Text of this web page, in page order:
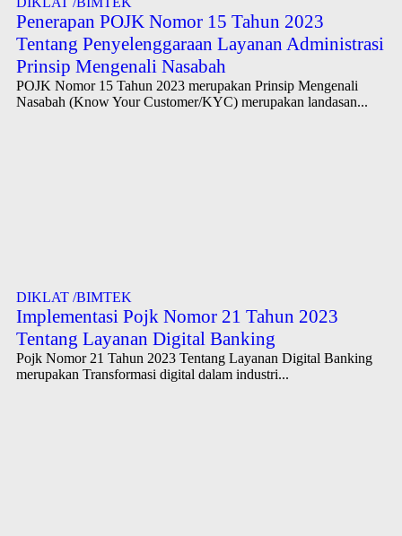
Penerapan POJK Nomor 15 Tahun 2023
Tentang Penyelenggaraan Layanan Administrasi
Prinsip Mengenali Nasabah
POJK Nomor 15 Tahun 2023 merupakan Prinsip Mengenali
Nasabah (Know Your Customer/KYC) merupakan landasan...
DIKLAT /BIMTEK
Implementasi Pojk Nomor 21 Tahun 2023
Tentang Layanan Digital Banking
Pojk Nomor 21 Tahun 2023 Tentang Layanan Digital Banking
merupakan Transformasi digital dalam industri...